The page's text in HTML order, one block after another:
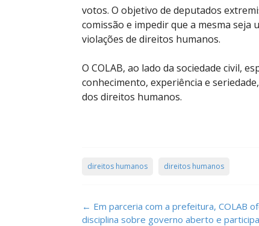
votos. O objetivo de deputados
comissão e impedir que a mesma seja
violações de direitos humanos.
O COLAB, ao lado da sociedade civil,
conhecimento, experiência e
dos direitos humanos.
direitos humanos direitos humanos
Post
navigation
← Em parceria com a prefeitura, COLAB
disciplina sobre governo aberto e